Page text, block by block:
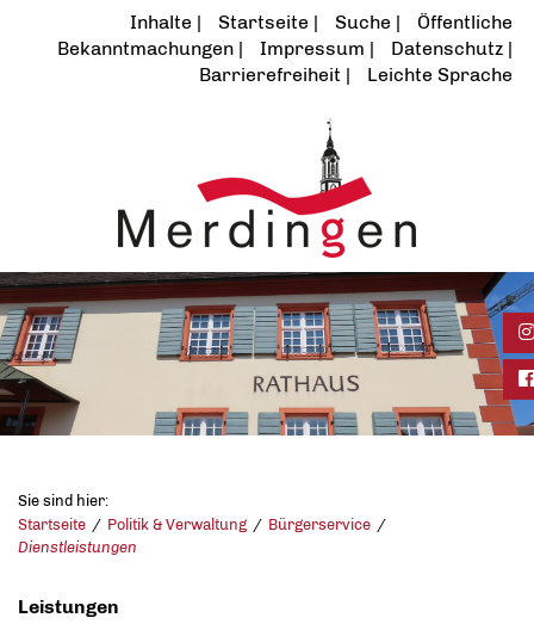
Inhalte Startseite Suche
Öffentliche
Bekanntmachungen
Impressum
Datenschutz
Barrierefreiheit
Leichte Sprache
Sie sind hier:
Startseite
Politik & Verwaltung
Bürgerservice
Dienstleistungen
Leistungen